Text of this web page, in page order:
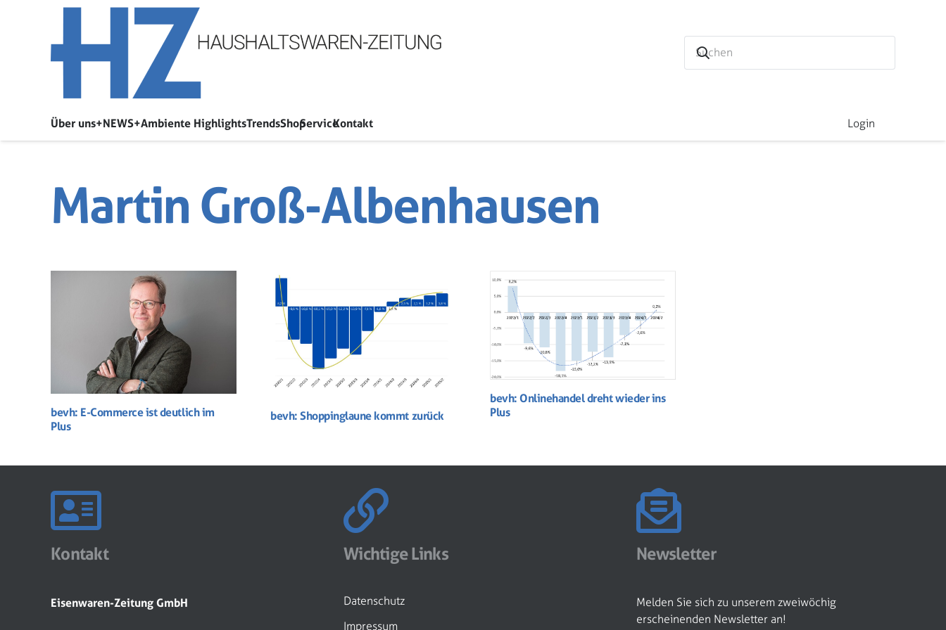
Über uns+NEWS+Ambiente HighlightsTrendsShopServiceKontakt Login
Martin Groß-Albenhausen
bevh: E-Commerce ist deutlich im
Plus
bevh: Shoppinglaune kommt zurück
bevh: Onlinehandel dreht wieder ins
Plus
Kontakt
Eisenwaren-Zeitung GmbH
Wichtige Links
Datenschutz
Impressum
Newsletter
Melden Sie sich zu unserem zweiwöchig
erscheinenden Newsletter an!